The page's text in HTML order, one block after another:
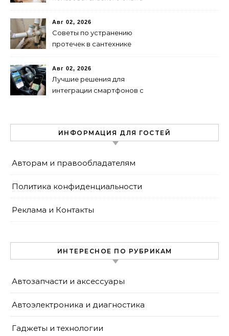
исследования
Авг 02, 2026
Советы по устранению
протечек в сантехнике
Авг 02, 2026
Лучшие решения для
интеграции смартфонов с
ИНФОРМАЦИЯ ДЛЯ ГОСТЕЙ
Авторам и правообладателям
Политика конфиденциальности
Реклама и Контакты
ИНТЕРЕСНОЕ ПО РУБРИКАМ
Автозапчасти и аксессуары
Автоэлектроника и диагностика
Гаджеты и технологии